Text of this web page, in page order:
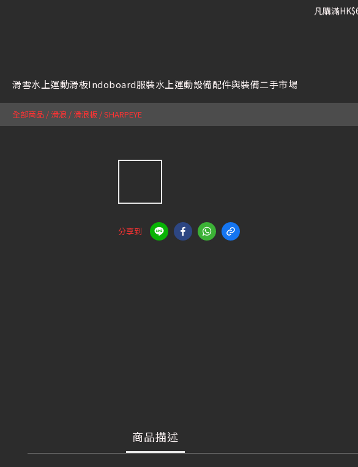
凡購滿
我們提
滑雪水上運動滑板Indoboard服裝水上運動設備配件與裝備二手市場
全部商品 / 滑浪 / 滑浪板 /SHARPEYE
分享到
商品描述